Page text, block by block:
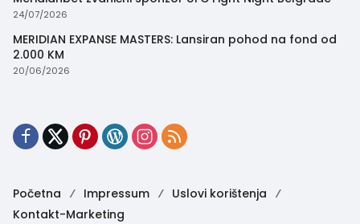
24/07/2026
MERIDIAN EXPANSE MASTERS: Lansiran pohod na fond od
2.000 KM
20/06/2026
Početna Impressum
Uslovi korištenja
Kontakt-Marketing